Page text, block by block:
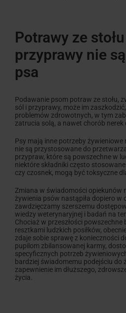
Potrawy ze
przyprawy nie
psa
Podawanie psom potraw ze stołu,
sól i przyprawy, może im
problemów zdrowotnych, w tym
zatrucia solą, a nawet chorób nerek
Psy mają inne potrzeby żywieniowe
nie są przystosowane do
przypraw, które są powszechne w
niektóre składniki często
czy czosnek, mogą być toksyczne
Zmiana w świadomości opiekunów
żywienia psów nastąpiła dopiero w
zawdzięczamy szerszemu
wiedzy weterynaryjnej i badań na
Chociaż w przeszłości powszechne
resztkami ludzkich posiłków,
zdaje sobie sprawę z konieczności
pupilom zbilansowanej karmy,
specyficznych potrzeb
bardziej świadomemu podejściu do
zapewnienie im dłuższego,
życia.